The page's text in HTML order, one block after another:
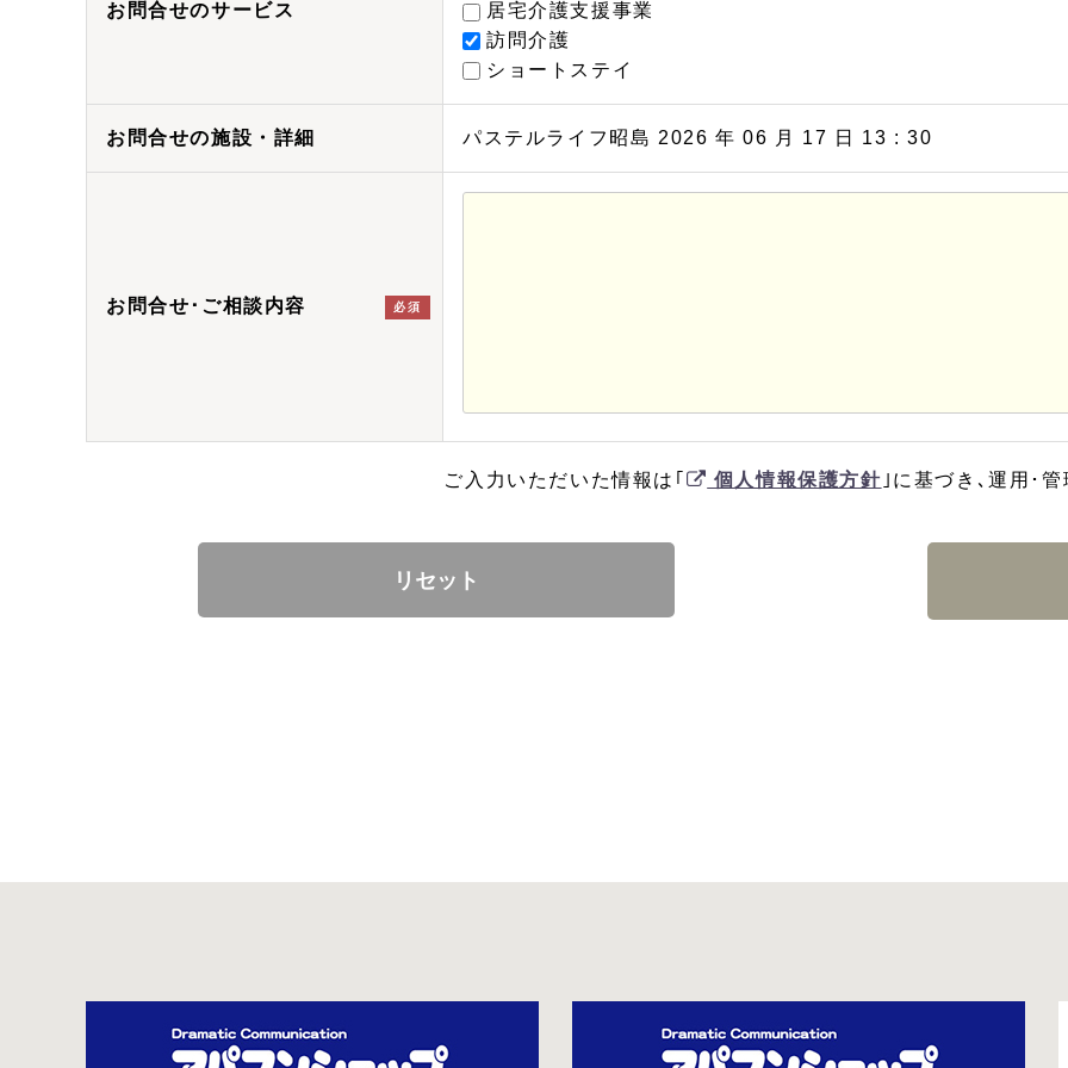
お問合せのサービス
居宅介護支援事業
訪問介護
ショートステイ
お問合せの施設・詳細 パステルライフ昭島 2026 年 06 月 17 日 13 : 30
お問合せ･ご相談内容 必須
ご入力いただいた情報は｢ 個人情報保護方針 ｣に基づき､運用･管